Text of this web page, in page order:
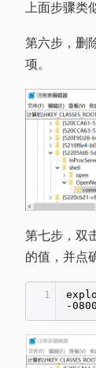
上面步骤类
第六步，删
项。
第七步，双
的值，并点
1
-